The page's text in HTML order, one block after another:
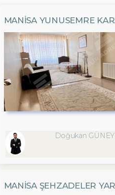
MANISA YUNUSEMRE
Doğukan GÜNEY
MANISA ŞEHZADELER